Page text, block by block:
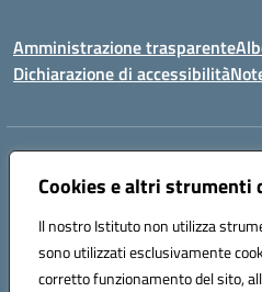
Cookies e altri strumenti
Il nostro Istituto non utilizza
sono utilizzati esclusivamente
corretto funzionamento del sito,
Amministrazione trasparente
Dichiarazione di accessibilità
Indirizzo:
Centralino:078170786 Email:
Codice fiscale: 90027700922
Codice meccanografico:
CAIC875002